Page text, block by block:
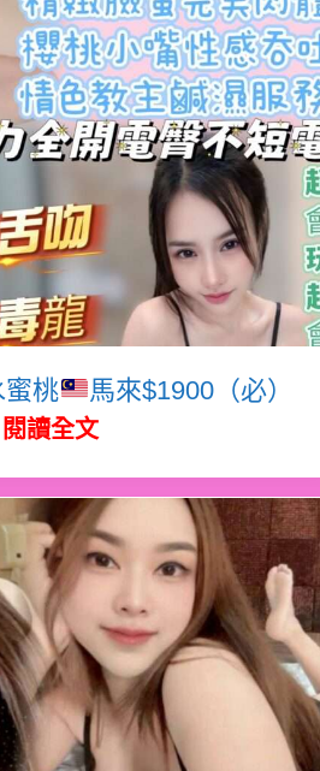
蜜桃 馬來$1900（必）
閱讀全文